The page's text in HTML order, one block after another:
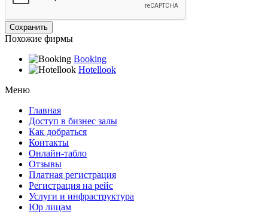
Похожие фирмы
Booking
Hotellook
Меню
Главная
Доступ в бизнес залы
Как добраться
Контакты
Онлайн-табло
Отзывы
Платная регистрация
Регистрация на рейс
Услуги и инфраструктура
Юр лицам